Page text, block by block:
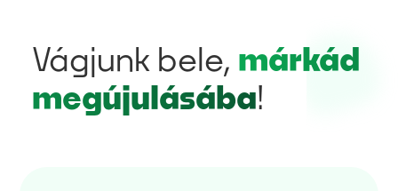
Vágjunk bele, márkád
megújulásába!